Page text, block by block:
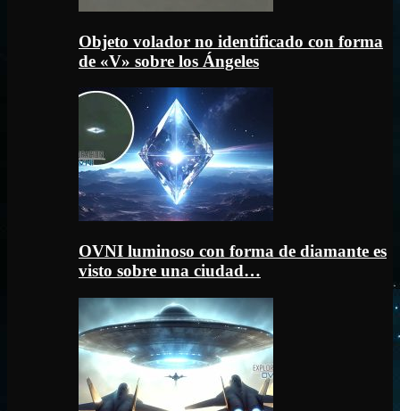
Objeto volador no identificado con forma
de «V» sobre los Ángeles
OVNI luminoso con forma de diamante es
visto sobre una ciudad…